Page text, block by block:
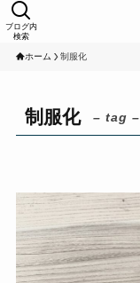
ブログ内
検索
ホーム 制服化
制服化 – tag –